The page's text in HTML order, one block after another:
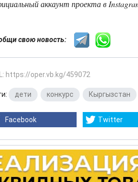
аккаунт проекта в
свою новость:
https://oper.vb.kg/459072
дети конкурс Кыргызстан
Facebook Twitter